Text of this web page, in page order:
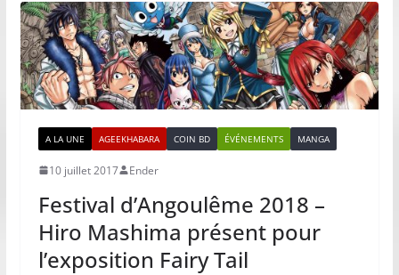
A LA UNE AGEEKHABARA COIN BD ÉVÉNEMENTS MANGA
10 juillet 2017 Ender
Festival d’Angoulême 2018 –
Hiro Mashima présent pour
l’exposition Fairy Tail